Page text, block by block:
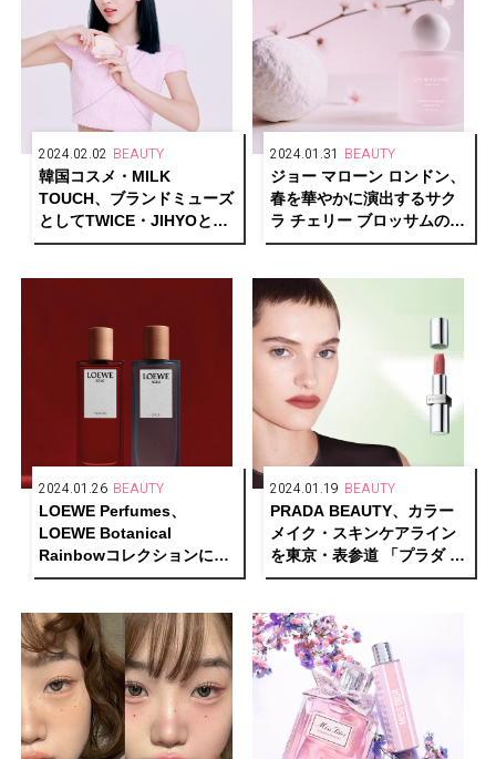
2024.02.02 BEAUTY
韓国コスメ・MILK
TOUCH、ブランドミューズ
としてTWICE・JIHYOと再
契約を発表
2024.01.31 BEAUTY
ジョー マローン ロンドン、
春を華やかに演出するサク
ラ チェリー ブロッサムの香
り登場
2024.01.26 BEAUTY
LOEWE Perfumes、
LOEWE Botanical
Rainbowコレクションに2
つの新しい香りが仲間入り
2024.01.19 BEAUTY
PRADA BEAUTY、カラー
メイク・スキンケアライン
を東京・表参道 「プラダ ビ
ューティ トウキョウ」にて